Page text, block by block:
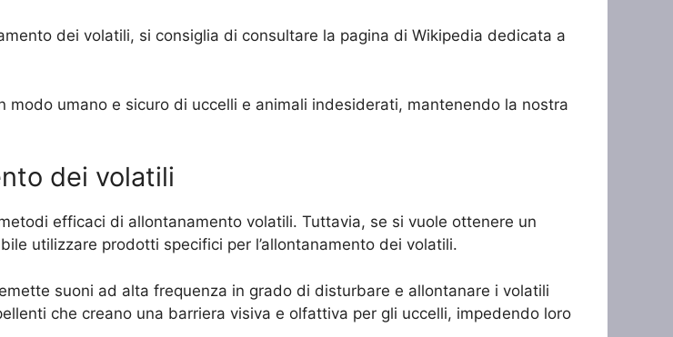
dei volatili, si consiglia di consultare la pagina di Wikipedia dedicata a
modo umano e sicuro di uccelli e animali indesiderati, mantenendo la nostra
dei volatili
efficaci di allontanamento volatili. Tuttavia, se si vuole ottenere un
utilizzare prodotti specifici per l’allontanamento dei volatili.
suoni ad alta frequenza in grado di disturbare e allontanare i volatili
che creano una barriera visiva e olfattiva per gli uccelli, impedendo loro